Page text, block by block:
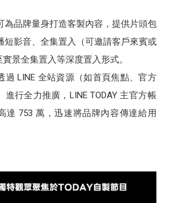
為品牌量身打造客製內容，提供片頭包
短影音、全集置入（可邀請客戶來賓或
景全集置入等深度置入形式。
過 LINE 全站資源（如首頁焦點、官方
進行全力推廣，LINE TODAY 主官方帳
達 753 萬，迅速將品牌內容傳達給用